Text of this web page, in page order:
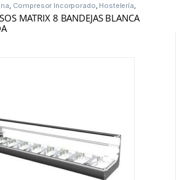
Compresor Incorporado Hostelería
MATRIX 8 BANDEJAS BLANCA